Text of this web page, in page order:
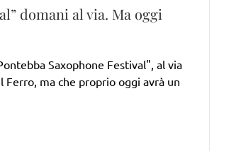
domani al via. Ma oggi
Saxophone Festival", al via
Ferro, ma che proprio oggi avrà un